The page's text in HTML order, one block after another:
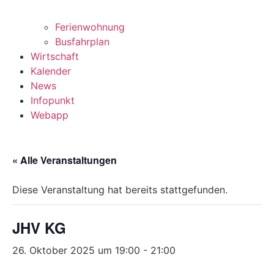
Ferienwohnung
Busfahrplan
Wirtschaft
Kalender
News
Infopunkt
Webapp
« Alle Veranstaltungen
Diese Veranstaltung hat bereits stattgefunden.
JHV KG
26. Oktober 2025 um 19:00 - 21:00